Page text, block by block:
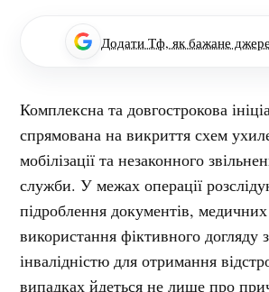
Додати Тф, як бажане
Комплексна та довгострокова
спрямована на викриття схем
мобілізації та незаконного
служби. У межах операції
підроблення документів,
використання фіктивного догляду
інвалідністю для отримання
випадках йдеться не лише про